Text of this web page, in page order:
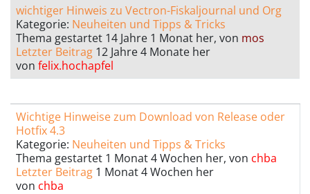
wichtiger Hinweis zu Vectron-Fiskaljournal und Org
Kategorie: Neuheiten und Tipps & Tricks
Thema gestartet 14 Jahre 1 Monat her, von mos
Letzter Beitrag 12 Jahre 4 Monate her
von felix.hochapfel
Wichtige Hinweise zum Download von Release oder
Hotfix 4.3
Kategorie: Neuheiten und Tipps & Tricks
Thema gestartet 1 Monat 4 Wochen her, von chba
Letzter Beitrag 1 Monat 4 Wochen her
von chba